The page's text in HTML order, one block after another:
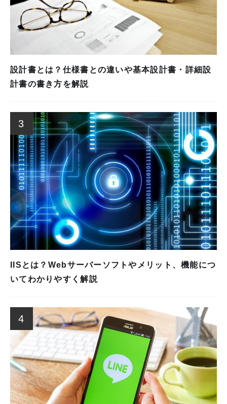
設計書とは？仕様書との違いや基本設計書・詳細設
計書の書き方を解説
3
IISとは？Webサーバーソフトやメリット、機能につ
いてわかりやすく解説
4